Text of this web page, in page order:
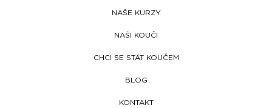
NAŠE KURZY
NAŠI KOUČI
CHCI SE STÁT KOUČEM
BLOG
KONTAKT